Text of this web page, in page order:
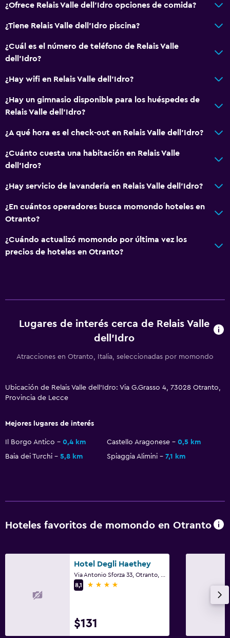
Habitaciones familiares
Vista al patio interior
Vista a punto de interés
Casilleros
Espacio de almacenamiento
Vista a una calle tranquila
Pantuflas
Teléfono
Baño
Secador de pelo
Albornoz
Gorro de baño
Aseo
Ducha italiana
Masaje de pies
Actividades
¿Ofrece Relais Valle dell'Idro opciones de comida?
¿Tiene Relais Valle dell'Idro piscina?
¿Cuál es el número de teléfono de Relais Valle
dell'Idro?
¿Hay wifi en Relais Valle dell'Idro?
¿Hay un gimnasio disponible para los huéspedes de
Relais Valle dell'Idro?
¿A qué hora es el check-out en Relais Valle dell'Idro?
¿Cuánto cuesta una habitación en Relais Valle
dell'Idro?
¿Hay servicio de lavandería en Relais Valle dell'Idro?
¿En cuántos operadores busca momondo hoteles en
Otranto?
¿Cuándo actualizó momondo por última vez los
precios de hoteles en Otranto?
Lugares de interés cerca de Relais Valle
dell'Idro
Atracciones en Otranto, Italia, seleccionadas por momondo
Ubicación de Relais Valle dell'Idro: Via G.Grasso 4, 73028 Otranto,
Provincia de Lecce
Mejores lugares de interés
Il Borgo Antico 0,4 km Castello Aragonese
0,5 km
Baia dei Turchi
5,8 km Spiaggia Alimini 7,1 km
Hoteles favoritos de momondo en Otranto
Hotel Degli Haethey
8,1
4 estrellas
$131